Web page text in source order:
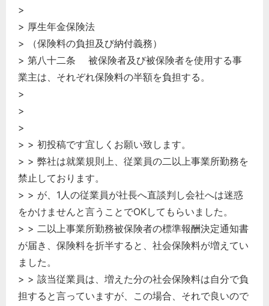
>
> 厚生年金保険法
> （保険料の負担及び納付義務）
> 第八十二条 被保険者及び被保険者を使用する事
業主は、それぞれ保険料の半額を負担する。
>
>
>
> > 初投稿です宜しくお願い致します。
> > 弊社は就業規則上、従業員の二以上事業所勤務を
禁止しております。
> > が、1人の従業員が社長へ直談判し会社へは迷惑
をかけませんと言うことでOKしてもらいました。
> > 二以上事業所勤務被保険者の標準報酬決定通知書
が届き、保険料を折半すると、社会保険料が増えてい
ました。
> > 該当従業員は、増えた分の社会保険料は自分で負
担すると言っていますが、この場合、それで良いので